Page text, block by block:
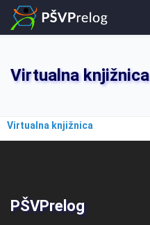
Virtualna knjižnica
Virtualna knjižnica
PŠVPrelog